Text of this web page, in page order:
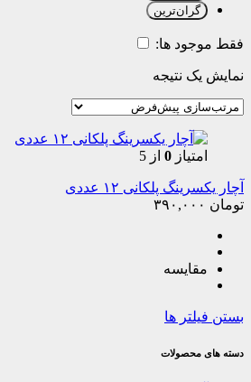
گران‌ترین
فقط موجود ها:
نمایش یک نتیجه
امتیاز 0 از 5
آچار یکسرینگ پلکانی ۱۲ عددی
تومان
مقایسه
بستن فیلتر ها
دسته های محصولات